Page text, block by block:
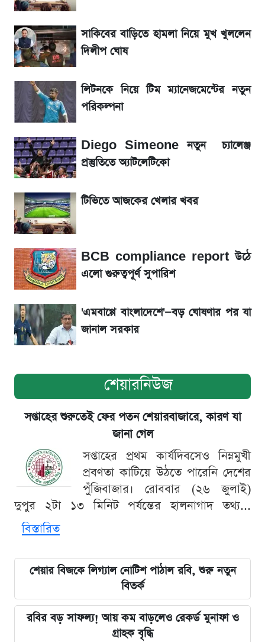
জেনে নিন আজকের সোনা ও রুপার সর্বশেষ দাম
আগামীকালই স্পষ্ট হবে এসএসসি ফল প্রকাশের
তারিখ
তাপমাত্রা নিয়ে নতুন পূর্বাভাস দিল আবহাওয়া অফিস
৬ আগস্ট দেশের বাজারে স্বর্ণের দাম
রবির বড় সাফল্য! আয় কম বাড়লেও রেকর্ড মুনাফা ও
গ্রাহক বৃদ্ধি
শেয়ার বিজকে লিগ্যাল নোটিশ পাঠাল রবি, শুরু নতুন
বিতর্ক
সৌদিতে বাংলাদেশিদের আকামা নবায়নে বদলে গেল
নিয়ম
সাকিবের বাড়িতে হামলা নিয়ে মুখ খুললেন
দিলীপ ঘোষ
লিটনকে নিয়ে টিম ম্যানেজমেন্টের নতুন
পরিকল্পনা
Diego Simeone নতুন চ্যালেঞ্জ
প্রস্তুতিতে অ্যাটলেটিকো
টিভিতে আজকের খেলার খবর
BCB compliance report উঠে
এলো গুরুত্বপূর্ণ সুপারিশ
'এমবাপ্পে বাংলাদেশে'—বড় ঘোষণার পর যা
জানাল সরকার
শেয়ারনিউজ
সপ্তাহের শুরুতেই ফের পতন শেয়ারবাজারে, কারণ যা
জানা গেল
সপ্তাহের প্রথম কার্যদিবসেও নিম্নমুখী
প্রবণতা কাটিয়ে উঠতে পারেনি দেশের
পুঁজিবাজার। রোববার (২৬ জুলাই)
দুপুর ২টা ১৩ মিনিট পর্যন্তের হালনাগাদ তথ্য...
বিস্তারিত
শেয়ার বিজকে লিগ্যাল নোটিশ পাঠাল রবি, শুরু নতুন
বিতর্ক
রবির বড় সাফল্য! আয় কম বাড়লেও রেকর্ড মুনাফা ও
গ্রাহক বৃদ্ধি